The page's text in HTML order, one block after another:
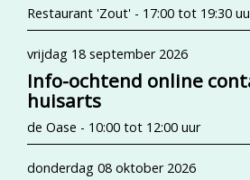
Restaurant 'Zout' - 17:00 tot 19:30
vrijdag 18 september 2026
Info-ochtend online
huisarts
de Oase - 10:00 tot 12:00 uur
donderdag 08 oktober 2026